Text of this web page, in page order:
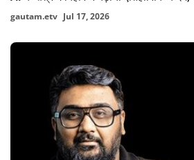
gautam.etv Jul 17, 2026